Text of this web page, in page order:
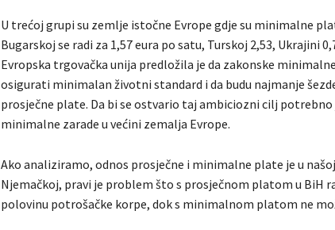
U trećoj grupi su zemlje istočne Evrope gdje su minimalne
Bugarskoj se radi za 1,57 eura po satu, Turskoj 2,53, Ukrajini
Evropska trgovačka unija predložila je da zakonske
osigurati minimalan životni standard i da budu najmanje
prosječne plate. Da bi se ostvario taj ambiciozni cilj
minimalne zarade u većini zemalja Evrope.
Ako analiziramo, odnos prosječne i minimalne plate je u
Njemačkoj, pravi je problem što s prosječnom platom u BiH
polovinu potrošačke korpe, dok s minimalnom platom ne